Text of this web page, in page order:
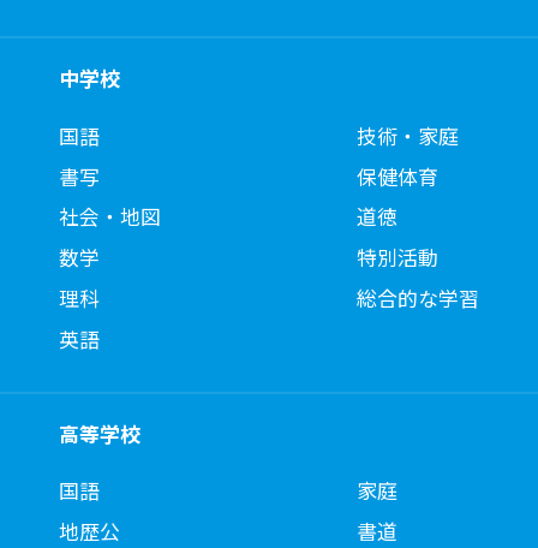
中学校
国語
書写
社会・地図
数学
理科
英語
技術・家庭
保健体育
道徳
特別活動
総合的な学習
高等学校
国語
地歴公
家庭
書道